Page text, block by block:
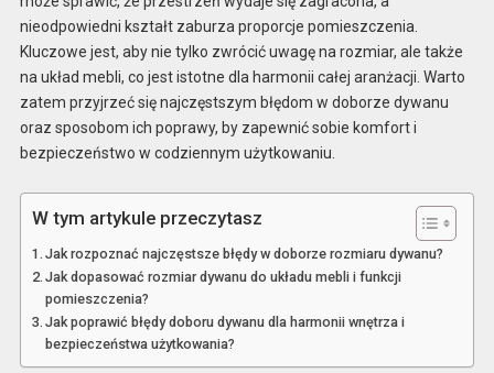
nieodpowiedni kształt zaburza proporcje pomieszczenia.
Kluczowe jest, aby nie tylko zwrócić uwagę na rozmiar, ale także
na układ mebli, co jest istotne dla harmonii całej aranżacji. Warto
zatem przyjrzeć się najczęstszym błędom w doborze dywanu
oraz sposobom ich poprawy, by zapewnić sobie komfort i
bezpieczeństwo w codziennym użytkowaniu.
W tym artykule przeczytasz
Jak rozpoznać najczęstsze błędy w doborze rozmiaru dywanu?
Jak dopasować rozmiar dywanu do układu mebli i funkcji
pomieszczenia?
Jak poprawić błędy doboru dywanu dla harmonii wnętrza i
bezpieczeństwa użytkowania?